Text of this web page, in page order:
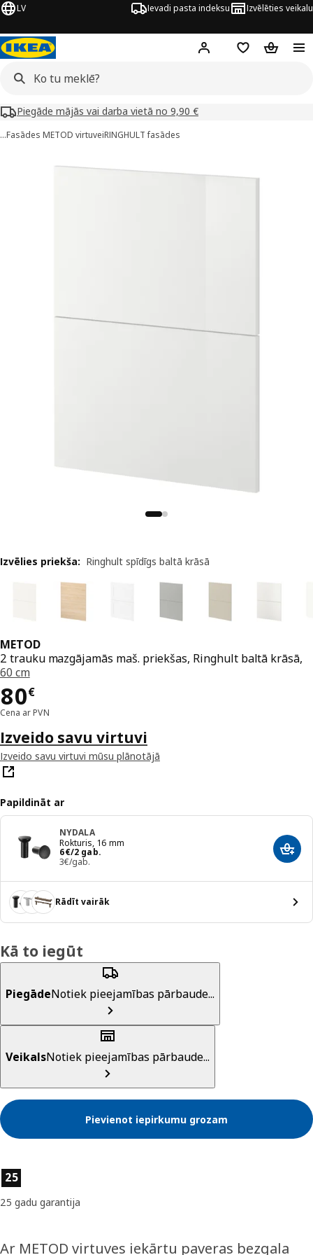
LV Ievadi pasta indeksu Izvēlēties veikalu
Hej! Pierakstīties
PirkumuPirkumu
Piegāde mājās vai darba vietā no 9,90 €
…Fasādes METOD virtuveiRINGHULT fasādes
attēli
METOD
2 trauku mazgājamās maš. priekšas, Ringhult baltā krāsā,
60 cm
80€
Cena 80€
Cena ar PVN
Izvēlies priekša: Ringhult spīdīgs baltā krāsā
Izveido savu virtuvi
Izveido savu virtuvi mūsu plānotājā
Papildināt ar
NYDALA
Rokturis, 16 mm
6€/2 gab.
Cena 6€/2 gab.
3€/gab.
Rādīt vairāk
Kā to iegūt
PiegādeNotiek pieejamības pārbaude...
VeikalsNotiek pieejamības pārbaude...
Pievienot iepirkumu grozam
Preces īpašības
25
25 gadu garantija
Ar METOD virtuves iekārtu paveras bezgala